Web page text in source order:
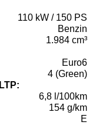
110 kW / 150 PS
Benzin
1.984 cm³
Euro6
4 (Green)
6,8 l/100km
154 g/km
E